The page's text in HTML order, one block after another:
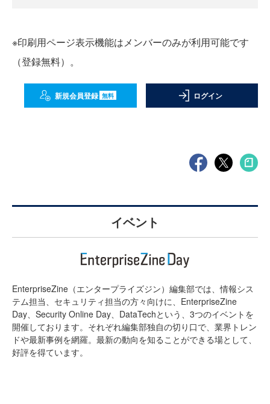
※印刷用ページ表示機能はメンバーのみが利用可能です
（登録無料）。
新規会員登録 無料 ログイン
イベント
EnterpriseZine（エンタープライズジン）編集部では、情報シス
テム担当、セキュリティ担当の方々向けに、EnterpriseZine
Day、Security Online Day、DataTechという、3つのイベントを
開催しております。それぞれ編集部独自の切り口で、業界トレン
ドや最新事例を網羅。最新の動向を知ることができる場として、
好評を得ています。